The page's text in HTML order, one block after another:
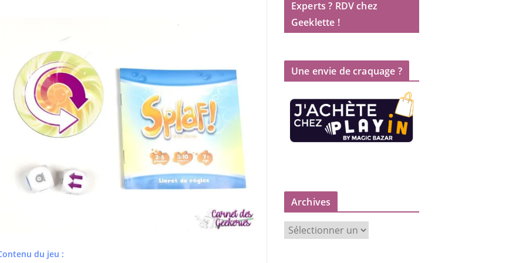
du jeu :
Experts ? RDV chez
Geeklette !
Une envie de craquage ?
Archives
r